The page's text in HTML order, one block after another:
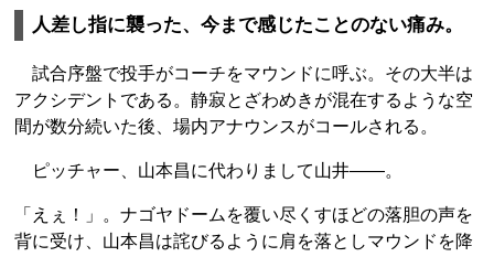
人差し指に襲った、今まで感じたことのない痛み。
試合序盤で投手がコーチをマウンドに呼ぶ。その大半は
アクシデントである。静寂とざわめきが混在するような空
間が数分続いた後、場内アナウンスがコールされる。
ピッチャー、山本昌に代わりまして山井――。
「えぇ！」。ナゴヤドームを覆い尽くすほどの落胆の声を
背に受け、山本昌は詫びるように肩を落としマウンドを降